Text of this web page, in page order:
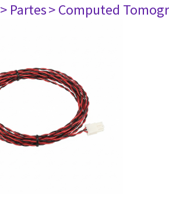
> Partes> Computed